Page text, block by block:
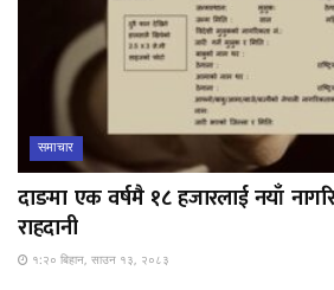
समाचार
दाङमा एक वर्षमै १८ हजारलाई नयाँ
राहदानी
१:२० बिहान, साउन १३, २०८३